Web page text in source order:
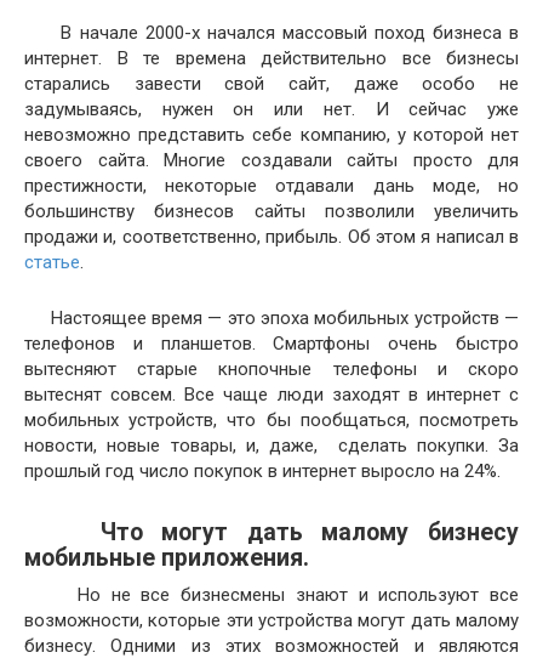
В начале 2000-х начался массовый поход бизнеса в
интернет. В те времена действительно все бизнесы
старались завести свой сайт, даже особо не
задумываясь, нужен он или нет. И сейчас уже
невозможно представить себе компанию, у которой нет
своего сайта. Многие создавали сайты просто для
престижности, некоторые отдавали дань моде, но
большинству бизнесов сайты позволили увеличить
продажи и, соответственно, прибыль. Об этом я написал в
статье.
Настоящее время — это эпоха мобильных устройств —
телефонов и планшетов. Смартфоны очень быстро
вытесняют старые кнопочные телефоны и скоро
вытеснят совсем. Все чаще люди заходят в интернет с
мобильных устройств, что бы пообщаться, посмотреть
новости, новые товары, и, даже, сделать покупки. За
прошлый год число покупок в интернет выросло на 24%.
Что могут дать малому бизнесу
мобильные приложения.
Но не все бизнесмены знают и используют все
возможности, которые эти устройства могут дать малому
бизнесу. Одними из этих возможностей и являются